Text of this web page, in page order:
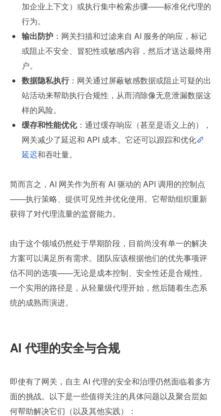
加企业上下文）或执行集中检索步骤——标准化代理的
行为。
输出防护 ：网关扫描和过滤来自 AI 服务的响应，标记
或阻止不安全、冒犯性或敏感内容，然后才送达最终用
户。
数据隐私执行：网关通过屏蔽敏感数据或阻止可疑的出
站活动来帮助执行合规性，从而消除像无意泄漏数据这
样的风险。
缓存和性能优化：通过缓存响应（甚至是语义上的），
网关减少了延迟和 API 成本。它还可以跟踪和优化
延迟和吞吐量。
简而言之，AI 网关作为所有 AI 驱动的 API 调用的控制点
——执行策略、提供可见性并优化使用。它帮助组织重新
获得了对代理流量的监督能力。
由于这个领域仍然处于早期阶段，目前尚没有单一的解决
方案可以满足所有需求。团队应该根据他们的优先事项评
估不同的选项——无论是成本控制、安全性还是合规性。
一个实用的路径是，从轻量级代理开始，然后随着生态系
统的成熟而演进。
AI 代理的安全与合规
即使有了网关，自主 AI 代理的安全和治理仍然面临着多方
面的挑战。以下是一些值得关注的具体问题以及聚合层如
何帮助解决它们（以及其他实践）：